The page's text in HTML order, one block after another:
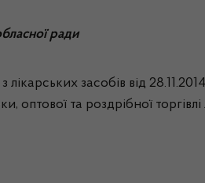
ради
засобів від 28.11.2014
оптової та роздрібної